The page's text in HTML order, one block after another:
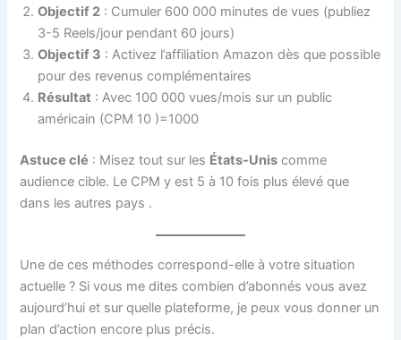
Objectif 2 : Cumuler 600 000 minutes de vues (publiez
3-5 Reels/jour pendant 60 jours)
Objectif 3 : Activez l’affiliation Amazon dès que possible
pour des revenus complémentaires
Résultat : Avec 100 000 vues/mois sur un public
américain (CPM 10 )=1000
Astuce clé : Misez tout sur les États-Unis comme
audience cible. Le CPM y est 5 à 10 fois plus élevé que
dans les autres pays .
Une de ces méthodes correspond-elle à votre situation
actuelle ? Si vous me dites combien d’abonnés vous avez
aujourd’hui et sur quelle plateforme, je peux vous donner un
plan d’action encore plus précis.